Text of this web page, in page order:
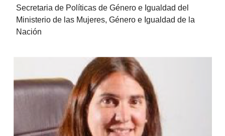
Secretaria de Políticas de Género e Igualdad del
Ministerio de las Mujeres, Género e Igualdad de la
Nación